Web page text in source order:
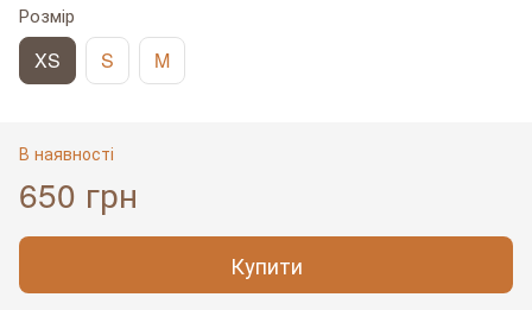
Розмір
XS S M
В наявності
650 грн
Купити